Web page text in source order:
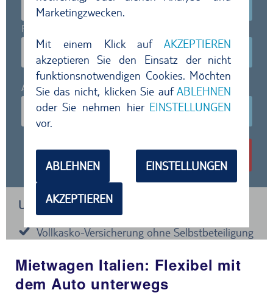
Mietwagen Italien: Flexibel mit
dem Auto unterwegs